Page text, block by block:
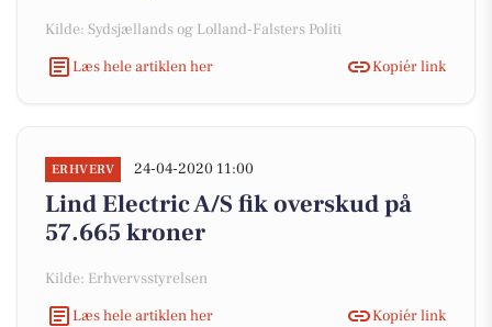
Kilde: Sydsjællands og Lolland-Falsters Politi
Læs hele artiklen her
Kopiér link
ERHVERV 24-04-2020 11:00
Lind Electric A/S fik overskud på
57.665 kroner
Kilde: Erhvervsstyrelsen
Læs hele artiklen her
Kopiér link